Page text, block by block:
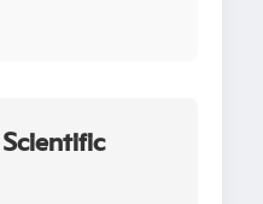
Scientific